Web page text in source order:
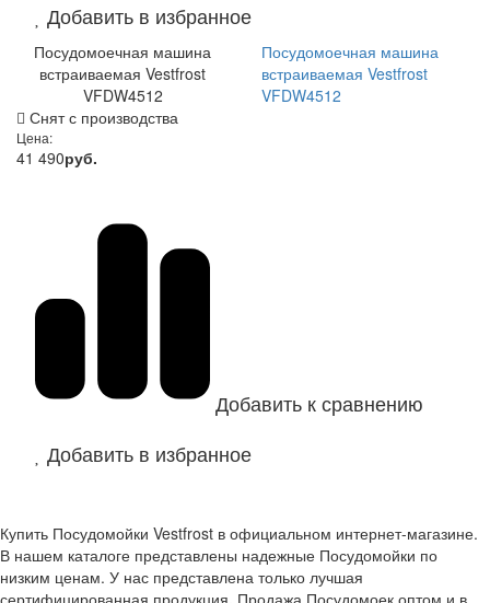
Добавить в избранное
Посудомоечная машина
встраиваемая Vestfrost
VFDW4512
Посудомоечная машина
встраиваемая Vestfrost
VFDW4512
Снят с производства
Цена:
41 490руб.
Добавить к сравнению
Добавить в избранное
Купить Посудомойки Vestfrost в официальном интернет-магазине.
В нашем каталоге представлены надежные Посудомойки по
низким ценам. У нас представлена только лучшая
сертифицированная продукция. Продажа Посудомоек оптом и в